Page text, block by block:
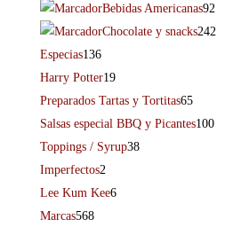
Bebidas Americanas92
Chocolate y snacks242
Especias136
Harry Potter19
Preparados Tartas y Tortitas65
Salsas especial BBQ y Picantes100
Toppings / Syrup38
Imperfectos2
Lee Kum Kee6
Marcas568